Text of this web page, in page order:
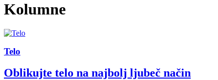
Kolumne
Telo
Oblikujte telo na najbolj ljubeč način